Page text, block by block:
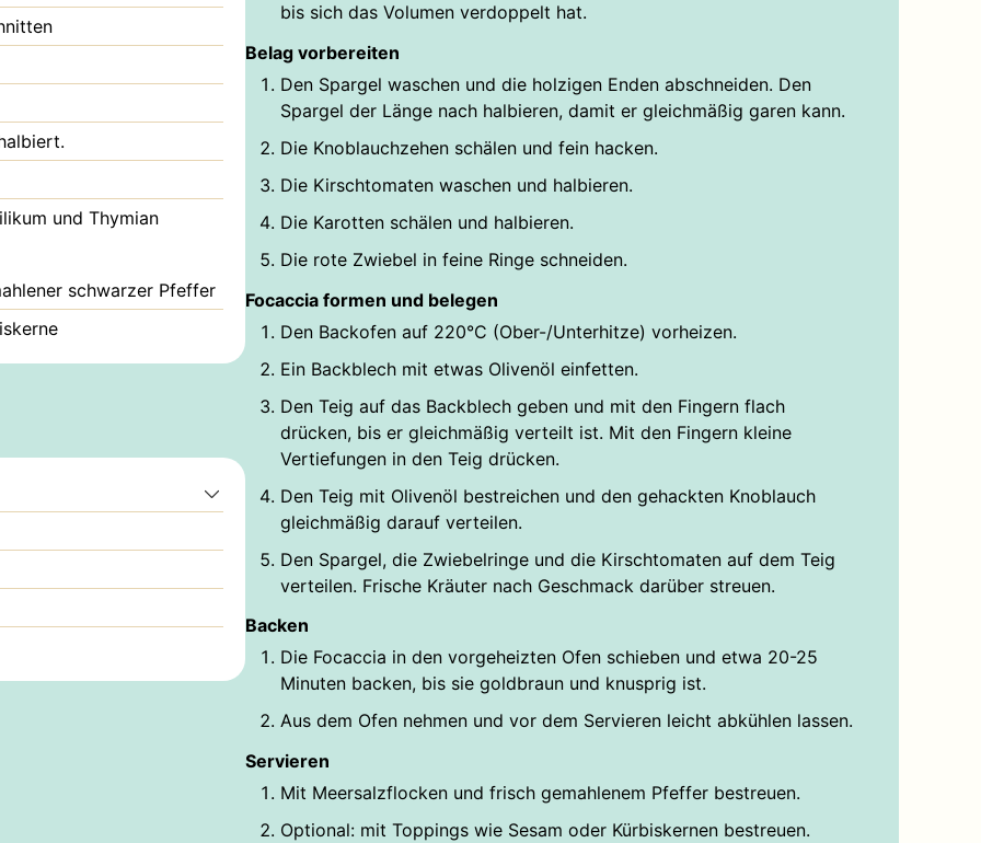
und Thymian
schwarzer Pfeffer
bis sich das Volumen verdoppelt hat.
Belag vorbereiten
Den Spargel waschen und die holzigen Enden abschneiden. Den
Spargel der Länge nach halbieren, damit er gleichmäßig garen kann.
Die Knoblauchzehen schälen und fein hacken.
Die Kirschtomaten waschen und halbieren.
Die Karotten schälen und halbieren.
Die rote Zwiebel in feine Ringe schneiden.
Focaccia formen und belegen
Den Backofen auf 220°C (Ober-/Unterhitze) vorheizen.
Ein Backblech mit etwas Olivenöl einfetten.
Den Teig auf das Backblech geben und mit den Fingern flach
drücken, bis er gleichmäßig verteilt ist. Mit den Fingern kleine
Vertiefungen in den Teig drücken.
Den Teig mit Olivenöl bestreichen und den gehackten Knoblauch
gleichmäßig darauf verteilen.
Den Spargel, die Zwiebelringe und die Kirschtomaten auf dem Teig
verteilen. Frische Kräuter nach Geschmack darüber streuen.
Backen
Die Focaccia in den vorgeheizten Ofen schieben und etwa 20-25
Minuten backen, bis sie goldbraun und knusprig ist.
Aus dem Ofen nehmen und vor dem Servieren leicht abkühlen lassen.
Servieren
Mit Meersalzflocken und frisch gemahlenem Pfeffer bestreuen.
Optional: mit Toppings wie Sesam oder Kürbiskernen bestreuen.